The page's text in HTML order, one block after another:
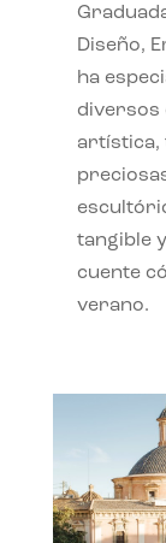
Diseño,
ha
diversos
artística,
tangible
cuente
verano.